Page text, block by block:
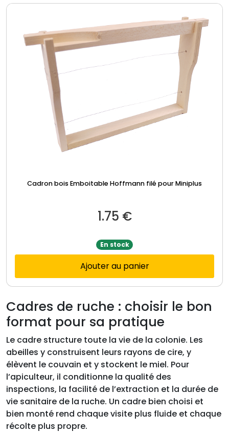
Cadron bois Emboitable Hoffmann filé pour Miniplus
1.75 €
En stock
Ajouter au panier
Cadres de ruche : choisir le bon
format pour sa pratique
Le cadre structure toute la vie de la colonie. Les
abeilles y construisent leurs rayons de cire, y
élèvent le couvain et y stockent le miel. Pour
l’apiculteur, il conditionne la qualité des
inspections, la facilité de l’extraction et la durée de
vie sanitaire de la ruche. Un cadre bien choisi et
bien monté rend chaque visite plus fluide et chaque
récolte plus propre.